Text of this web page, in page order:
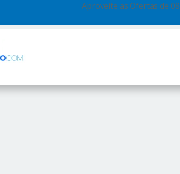
Aproveite as Ofertas de